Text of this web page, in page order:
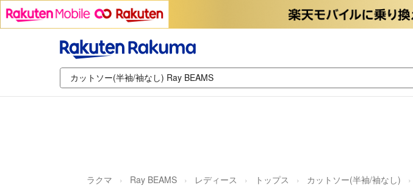
ラクマ Ray BEAMS レディース トップス カットソー(半袖/袖なし)